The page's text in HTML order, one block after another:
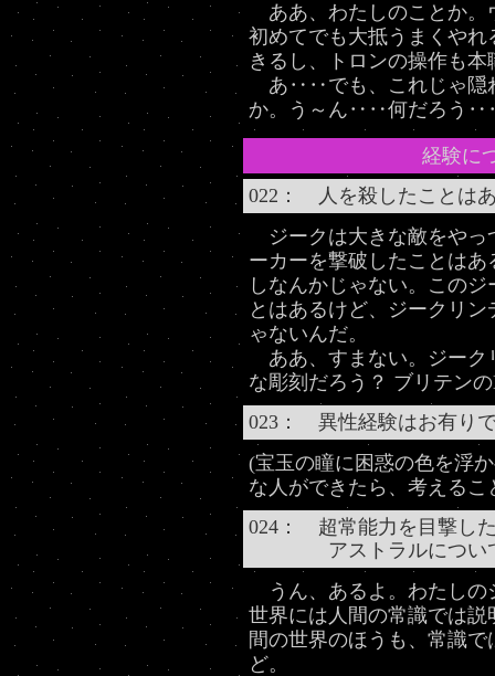
ああ、わたしのことか。
初めてでも大抵うまくや
きるし、トロンの操作も
あ‥‥でも、これじゃ隠
か。う～ん‥‥何だろう
経験に
022： 人を殺したことは
ジークは大きな敵をやっ
ーカーを撃破したことは
しなんかじゃない。この
とはあるけど、ジークリ
ゃないんだ。
ああ、すまない。ジーク
な彫刻だろう？ ブリテン
023： 異性経験はお有り
(宝玉の瞳に困惑の色を浮
な人ができたら、考える
024： 超常能力を目撃し
アストラルについて
うん、あるよ。わたしの
世界には人間の常識では
間の世界のほうも、常識
ど。